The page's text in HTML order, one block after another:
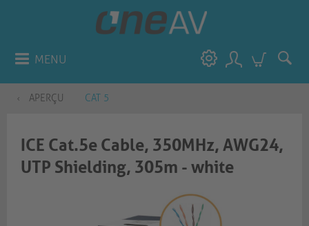
MENU
APERÇU CAT 5
ICE Cat.5e Cable, 350MHz, AWG24,
UTP Shielding, 305m - white